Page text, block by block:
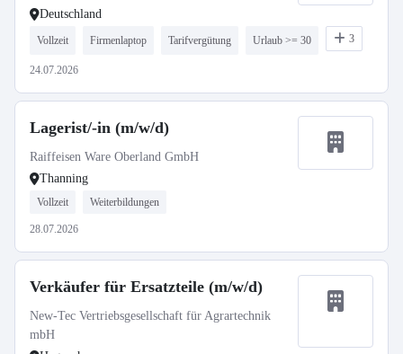
Deutschland
Vollzeit Firmenlaptop Tarifvergütung Urlaub >= 30 3
24.07.2026
Lagerist/-in (m/w/d)
Raiffeisen Ware Oberland GmbH
Thanning
Vollzeit Weiterbildungen
28.07.2026
Verkäufer für Ersatzteile (m/w/d)
New-Tec Vertriebsgesellschaft für Agrartechnik
mbH